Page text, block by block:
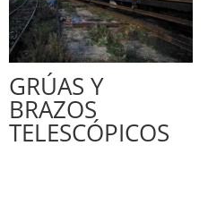
GRÚAS Y
BRAZOS
TELESCÓPICOS